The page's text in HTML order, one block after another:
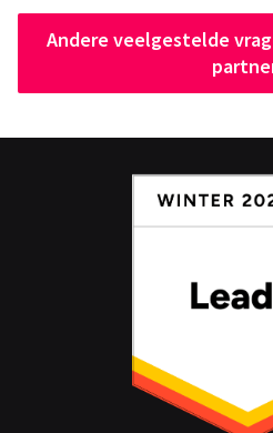
Andere veelgestelde